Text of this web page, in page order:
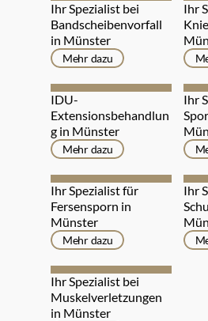
Ihr Spezialist bei
Bandscheibenvorfall
in Münster
Mehr dazu
Ihr
IDU-
Extensionsbehandlun
g in Münster
Mehr dazu
Ihr
Ihr Spezialist für
Fersensporn in
Münster
Mehr dazu
Ihr
Ihr Spezialist bei
Muskelverletzungen
in Münster